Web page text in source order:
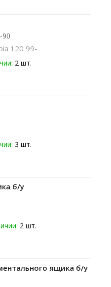
90
120 99-
2 шт.
3 шт.
б/у
2 шт.
ящика б/у